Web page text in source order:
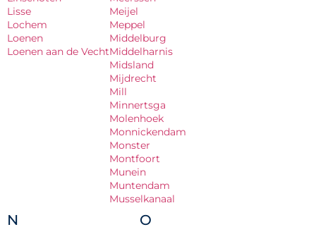
Lisse
Lochem
Loenen
Loenen aan de Vecht
Meijel
Meppel
Middelburg
Middelharnis
Midsland
Mijdrecht
Mill
Minnertsga
Molenhoek
Monnickendam
Monster
Montfoort
Munein
Muntendam
Musselkanaal
N O